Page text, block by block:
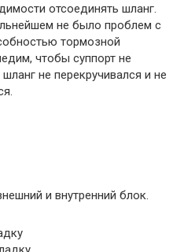
отсоединять шланг.
не было проблем с
тормозной
чтобы суппорт не
не перекручивался и не
и внутренний блок.